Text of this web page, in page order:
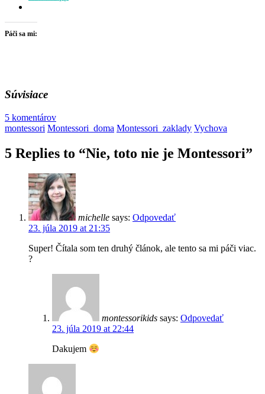
Páči sa mi:
Súvisiace
5 komentárov
montessori Montessori_doma Montessori_zaklady Vychova
5 Replies to “Nie, toto nie je Montessori”
michelle says: Odpovedať
23. júla 2019 at 21:35
Super! Čítala som ten druhý článok, ale tento sa mi páči viac.
?
montessorikids says: Odpovedať
23. júla 2019 at 22:44
Dakujem